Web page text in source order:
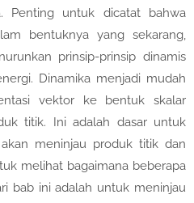
Penting untuk dicatat bahwa
bentuknya yang sekarang,
prinsip-prinsip dinamis
Dinamika menjadi mudah
vektor ke bentuk skalar
titik. Ini adalah dasar untuk
meninjau produk titik dan
melihat bagaimana beberapa
bab ini adalah untuk meninjau